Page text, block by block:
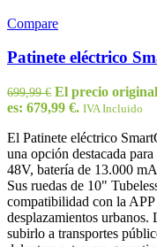
Compare
Patinete eléctrico
699,99€ El precio
es: 679,99 €. IVA Incluido
El Patinete eléctrico
una opción destacada
48V, batería de 13.000
Sus ruedas de 10"
compatibilidad con la
desplazamientos
subirlo a transportes